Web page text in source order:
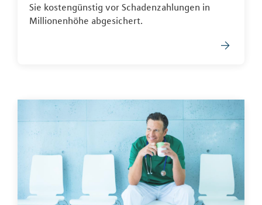
Sie kostengünstig vor Schadenzahlungen in
Millionenhöhe abgesichert.